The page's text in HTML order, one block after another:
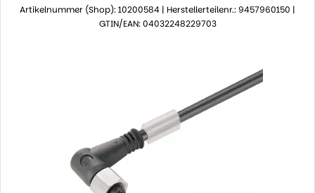
Artikelnummer (Shop): 10200584 | Herstellerteilenr.: 9457960150 |
GTIN/EAN: 04032248229703